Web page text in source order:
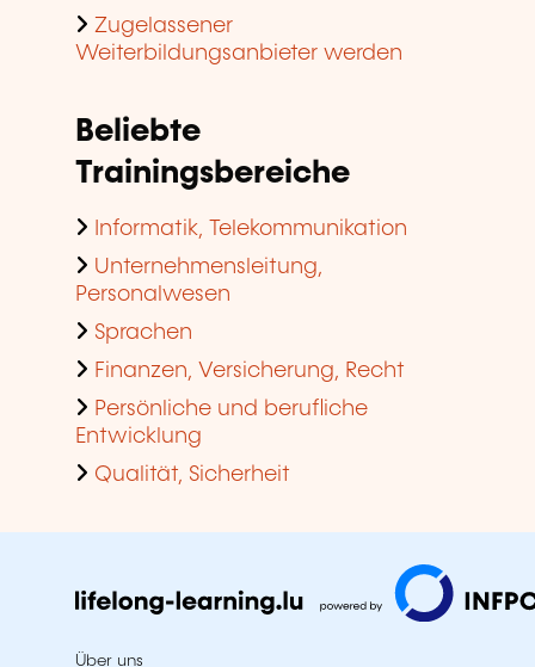
Zugelassener
Weiterbildungsanbieter werden
Beliebte
Trainingsbereiche
Informatik, Telekommunikation
Unternehmensleitung,
Personalwesen
Sprachen
Finanzen, Versicherung, Recht
Persönliche und berufliche
Entwicklung
Qualität, Sicherheit
Über uns